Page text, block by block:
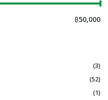
฿50,000
(3)
(52)
(1)